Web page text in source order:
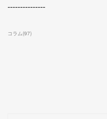
---------------
コラム(97)